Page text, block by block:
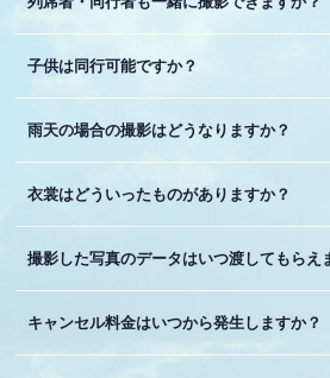
子供は同行可能ですか？
雨天の場合の撮影はどうなりますか？
衣裳はどういったものがありますか？
撮影した写真のデータはいつ渡してもらえ
キャンセル料金はいつから発生しますか？